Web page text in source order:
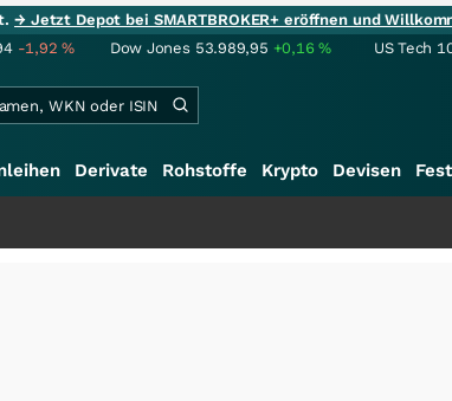
→ Jetzt Depot bei SMARTBROKER+ eröffnen und
-1,92% Dow Jones 53.989,95 +0,16% US Tech
Derivate Rohstoffe Krypto Devisen